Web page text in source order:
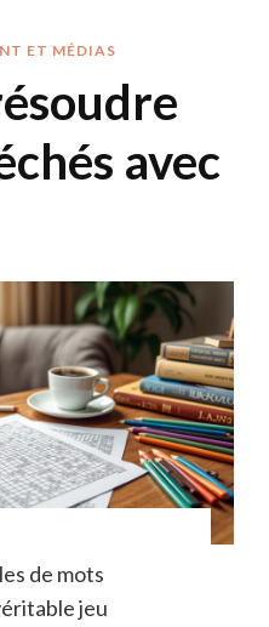
ET MÉDIAS
avec
de mots
jeu